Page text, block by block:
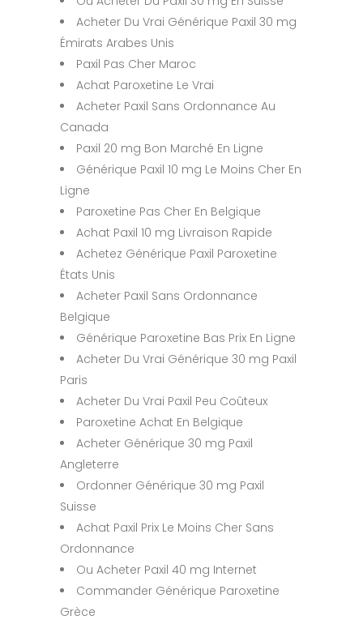
Acheter Du Vrai Générique Paxil 30 mg
Émirats Arabes Unis
Paxil Pas Cher Maroc
Achat Paroxetine Le Vrai
Acheter Paxil Sans Ordonnance Au
Canada
Paxil 20 mg Bon Marché En Ligne
Générique Paxil 10 mg Le Moins Cher En
Ligne
Paroxetine Pas Cher En Belgique
Achat Paxil 10 mg Livraison Rapide
Achetez Générique Paxil Paroxetine
États Unis
Acheter Paxil Sans Ordonnance
Belgique
Générique Paroxetine Bas Prix En Ligne
Acheter Du Vrai Générique 30 mg Paxil
Paris
Acheter Du Vrai Paxil Peu Coûteux
Paroxetine Achat En Belgique
Acheter Générique 30 mg Paxil
Angleterre
Ordonner Générique 30 mg Paxil
Suisse
Achat Paxil Prix Le Moins Cher Sans
Ordonnance
Ou Acheter Paxil 40 mg Internet
Commander Générique Paroxetine
Grèce